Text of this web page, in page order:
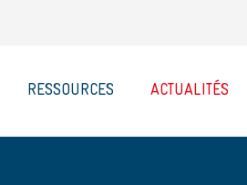
RESSOURCES ACTUALITÉS